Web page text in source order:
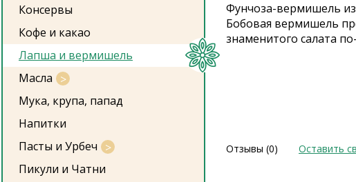
Консервы
Кофе и какао
Лапша и вермишель
Масла
Мука, крупа, папад
Напитки
Пасты и Урбеч
Пикули и Чатни
Фунчоза-вермишель
Бобовая вермишель
знаменитого салата
Отзывы (0) Оставить